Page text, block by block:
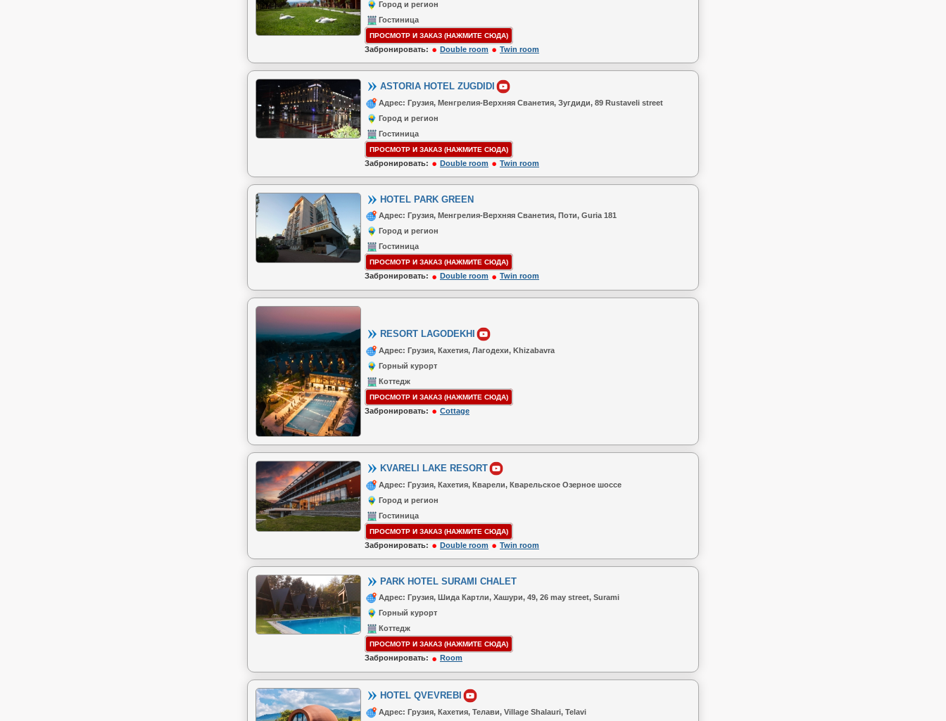
Город и регион
Гостиница
ПРОСМОТР И ЗАКАЗ (НАЖМИТЕ СЮДА)
Забронировать: Double room Twin room
ASTORIA HOTEL ZUGDIDI
Адрес: Грузия, Менгрелия-Верхняя Сванетия, Зугдиди, 89 Rustaveli street
Город и регион
Гостиница
ПРОСМОТР И ЗАКАЗ (НАЖМИТЕ СЮДА)
Забронировать: Double room Twin room
HOTEL PARK GREEN
Адрес: Грузия, Менгрелия-Верхняя Сванетия, Поти, Guria 181
Город и регион
Гостиница
ПРОСМОТР И ЗАКАЗ (НАЖМИТЕ СЮДА)
Забронировать: Double room Twin room
RESORT LAGODEKHI
Адрес: Грузия, Кахетия, Лагодехи, Khizabavra
Горный курорт
Коттедж
ПРОСМОТР И ЗАКАЗ (НАЖМИТЕ СЮДА)
Забронировать: Cottage
KVARELI LAKE RESORT
Адрес: Грузия, Кахетия, Кварели, Кварельское Озерное шоссе
Город и регион
Гостиница
ПРОСМОТР И ЗАКАЗ (НАЖМИТЕ СЮДА)
Забронировать: Double room Twin room
PARK HOTEL SURAMI CHALET
Адрес: Грузия, Шида Картли, Хашури, 49, 26 may street, Surami
Горный курорт
Коттедж
ПРОСМОТР И ЗАКАЗ (НАЖМИТЕ СЮДА)
Забронировать: Room
HOTEL QVEVREBI
Адрес: Грузия, Кахетия, Телави, Village Shalauri, Telavi